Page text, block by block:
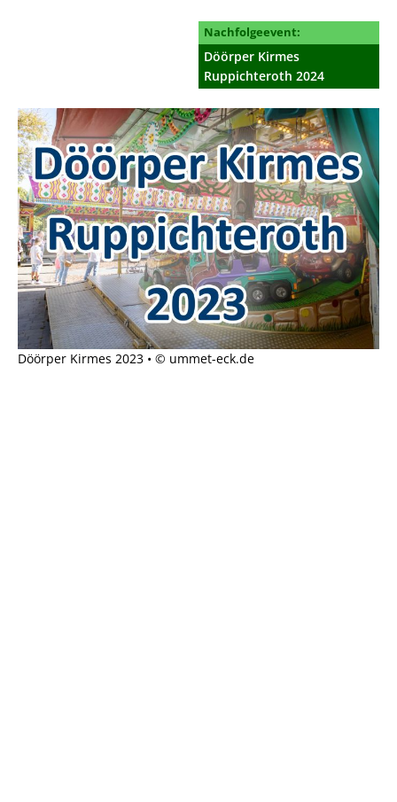
Nachfolgeevent:
Döörper Kirmes
Ruppichteroth 2024
Döörper Kirmes 2023 • © ummet-eck.de